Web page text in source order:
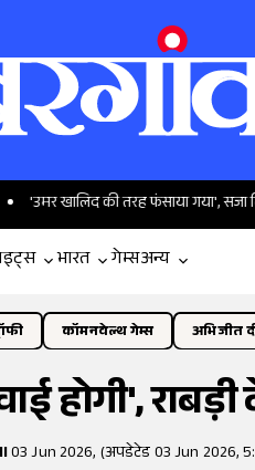
की तरह फंसाया गया', सजा मिलने के
भारत गेम्सअन्य
कॉमनवेल्थ गेम्स अभिजीत
होगी', राबड़ी
03 Jun 2026, (अपडेटेड 03 Jun 2026,